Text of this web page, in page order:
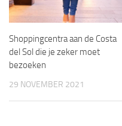
Shoppingcentra aan de Costa
del Sol die je zeker moet
bezoeken
29 NOVEMBER 2021